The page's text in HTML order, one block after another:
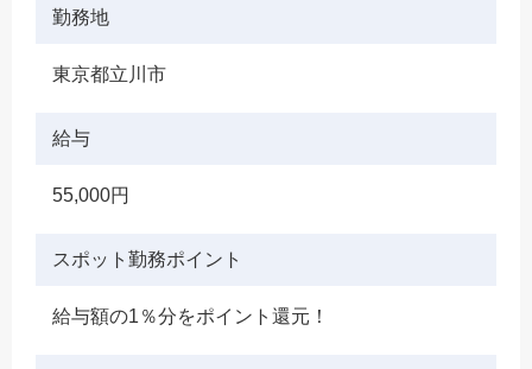
勤務地
東京都立川市
給与
55,000円
スポット勤務ポイント
給与額の1％分をポイント還元！